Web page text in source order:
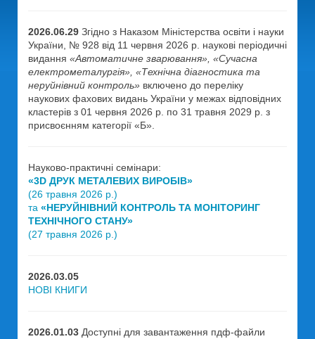
2026.06.29 Згідно з Наказом Міністерства освіти і науки
України, № 928 від 11 червня 2026 р. наукові періодичні
видання «Автоматичне зварювання», «Сучасна
електрометалургія», «Технічна діагностика та
неруйнівний контроль» включено до переліку
наукових фахових видань України у межах відповідних
кластерів з 01 червня 2026 р. по 31 травня 2029 р. з
присвоєнням категорії «Б».
Науково-практичні семінари:
«3D ДРУК МЕТАЛЕВИХ ВИРОБІВ»
(26 травня 2026 р.)
та «НЕРУЙНІВНИЙ КОНТРОЛЬ ТА МОНІТОРИНГ
ТЕХНІЧНОГО СТАНУ»
(27 травня 2026 р.)
2026.03.05
НОВІ КНИГИ
2026.01.03 Доступні для завантаження пдф-файли